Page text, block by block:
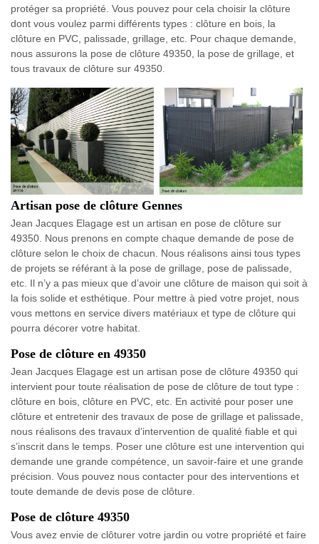
protéger sa propriété. Vous pouvez pour cela choisir la clôture
dont vous voulez parmi différents types : clôture en bois, la
clôture en PVC, palissade, grillage, etc. Pour chaque demande,
nous assurons la pose de clôture 49350, la pose de grillage, et
tous travaux de clôture sur 49350.
Artisan pose de clôture Gennes
Jean Jacques Elagage est un artisan en pose de clôture sur
49350. Nous prenons en compte chaque demande de pose de
clôture selon le choix de chacun. Nous réalisons ainsi tous types
de projets se référant à la pose de grillage, pose de palissade,
etc. Il n’y a pas mieux que d’avoir une clôture de maison qui soit à
la fois solide et esthétique. Pour mettre à pied votre projet, nous
vous mettons en service divers matériaux et type de clôture qui
pourra décorer votre habitat.
Pose de clôture en 49350
Jean Jacques Elagage est un artisan pose de clôture 49350 qui
intervient pour toute réalisation de pose de clôture de tout type :
clôture en bois, clôture en PVC, etc. En activité pour poser une
clôture et entretenir des travaux de pose de grillage et palissade,
nous réalisons des travaux d’intervention de qualité fiable et qui
s’inscrit dans le temps. Poser une clôture est une intervention qui
demande une grande compétence, un savoir-faire et une grande
précision. Vous pouvez nous contacter pour des interventions et
toute demande de devis pose de clôture.
Pose de clôture 49350
Vous avez envie de clôturer votre jardin ou votre propriété et faire